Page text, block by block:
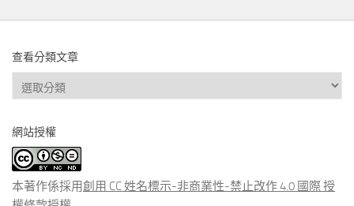
查看分類文章
查
看
類
文
章
網站授權
本著作係採用創用 CC 姓名標示-非商業性-禁止改作 4.0 國際 授